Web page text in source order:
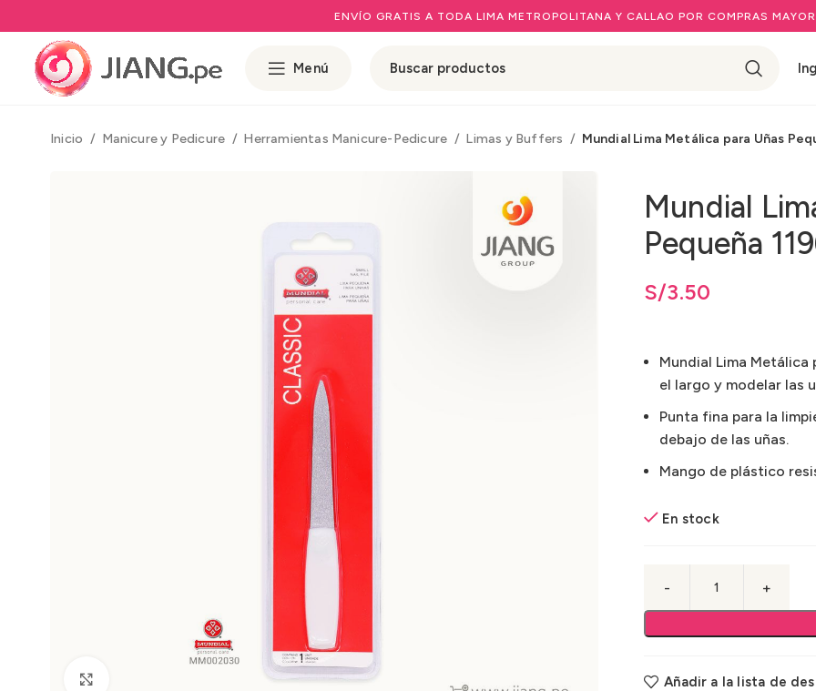
ENVÍO GRATIS A TODA LIMA METROPOLITANA Y CALLAO POR COMPRAS
Menú
Inicio Manicure y Pedicure Herramientas Manicure-Pedicure Limas y Buffers Mundial Lima Metálica para Uñas
Mundial
Pequeña
S/3.50
Mundial Lima Metálica
el largo y modelar las
Punta fina para la
debajo de las uñas.
Mango de plástico
En stock
Añadir a la lista de